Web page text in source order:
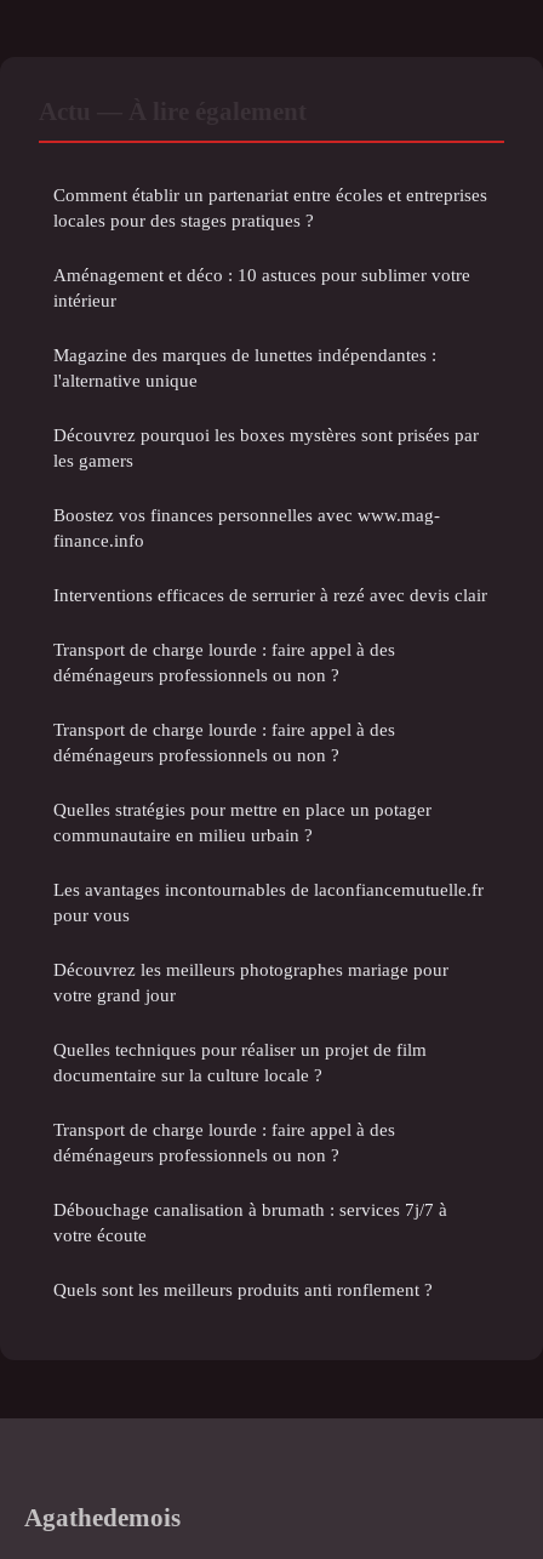
Comment établir un partenariat entre écoles et entreprises
locales pour des stages pratiques ?
Aménagement et déco : 10 astuces pour sublimer votre
intérieur
Magazine des marques de lunettes indépendantes :
l'alternative unique
Découvrez pourquoi les boxes mystères sont prisées par
les gamers
Boostez vos finances personnelles avec www.mag-
finance.info
Interventions efficaces de serrurier à rezé avec devis clair
Transport de charge lourde : faire appel à des
déménageurs professionnels ou non ?
Transport de charge lourde : faire appel à des
déménageurs professionnels ou non ?
Quelles stratégies pour mettre en place un potager
communautaire en milieu urbain ?
Les avantages incontournables de laconfiancemutuelle.fr
pour vous
Découvrez les meilleurs photographes mariage pour
votre grand jour
Quelles techniques pour réaliser un projet de film
documentaire sur la culture locale ?
Transport de charge lourde : faire appel à des
déménageurs professionnels ou non ?
Débouchage canalisation à brumath : services 7j/7 à
votre écoute
Quels sont les meilleurs produits anti ronflement ?
Agathedemois